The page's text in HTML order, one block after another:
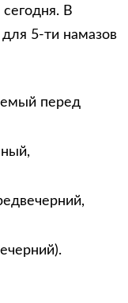
В
5-ти намазов
перед